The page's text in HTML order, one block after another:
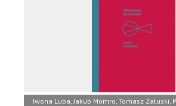
Iwona Luba, Jakub Momro, Tomasz Załuski,